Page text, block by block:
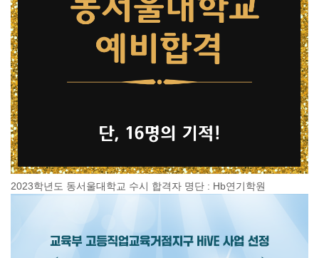
2023학년도 동서울대학교 수시 합격자 명단 : Hb연기학원